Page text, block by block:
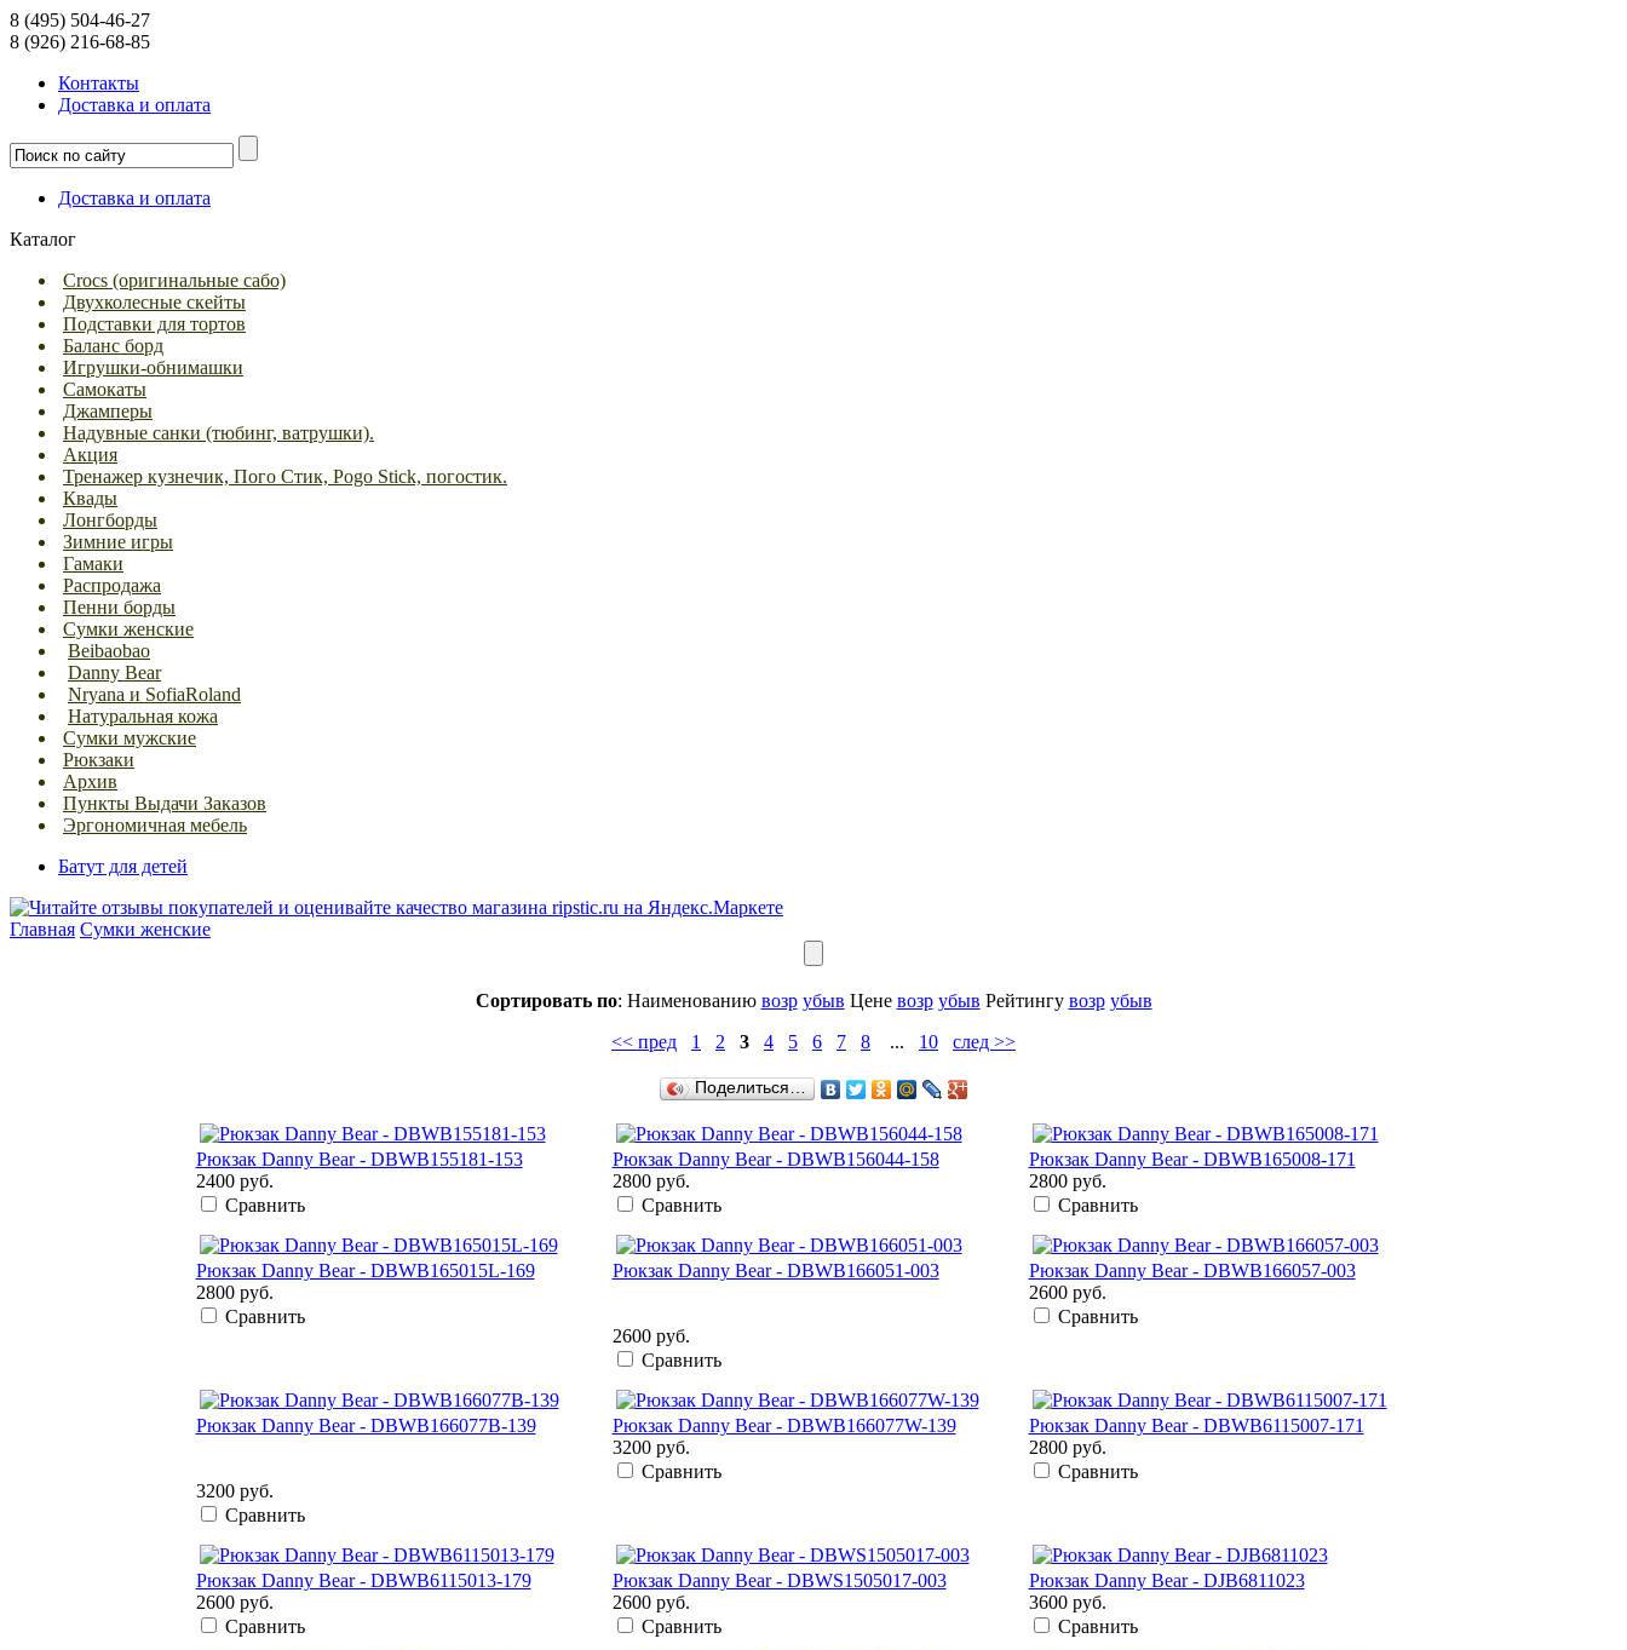
8 (495) 504-46-27
8 (926) 216-68-85
Контакты
Доcтавка и оплата
Доcтавка и оплата
Каталог
Crocs (оригинальные сабо)
Двухколесные скейты
Подставки для тортов
Баланс борд
Игрушки-обнимашки
Самокаты
Джамперы
Надувные санки (тюбинг, ватрушки).
Акция
Тренажер кузнечик, Пого Стик, Pogo Stick, погостик.
Квады
Лонгборды
Зимние игры
Гамаки
Распродажа
Пенни борды
Сумки женские
Beibaobao
Danny Bear
Nryana и SofiaRoland
Натуральная кожа
Сумки мужские
Рюкзаки
Архив
Пункты Выдачи Заказов
Эргономичная мебель
Батут для детей
Главная Сумки женские
Сортировать по: Наименованию возр убыв Цене возр убыв Рейтингу возр убыв
<< пред
1 2 3 4 5 6 7 8 ... 10 след >>
Поделиться…
Рюкзак Danny Bear - DBWB155181-153
2400 руб.
Сравнить
Рюкзак Danny Bear - DBWB156044-158
2800 руб.
Сравнить
Рюкзак Danny Bear - DBWB165008-171
2800 руб.
Сравнить
Рюкзак Danny Bear - DBWB165015L-169
2800 руб.
Сравнить
Рюкзак Danny Bear - DBWB166051-003
2600 руб.
Сравнить
Рюкзак Danny Bear - DBWB166057-003
2600 руб.
Сравнить
Рюкзак Danny Bear - DBWB166077B-139
3200 руб.
Сравнить
Рюкзак Danny Bear - DBWB166077W-139
3200 руб.
Сравнить
Рюкзак Danny Bear - DBWB6115007-171
2800 руб.
Сравнить
Рюкзак Danny Bear - DBWB6115013-179
2600 руб.
Сравнить
Рюкзак Danny Bear - DBWS1505017-003
2600 руб.
Сравнить
Рюкзак Danny Bear - DJB6811023
3600 руб.
Сравнить